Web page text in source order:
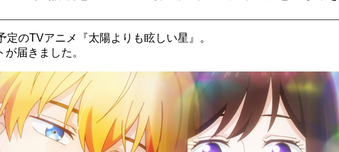
定のTVアニメ『太陽よりも眩しい星』。
届きました。